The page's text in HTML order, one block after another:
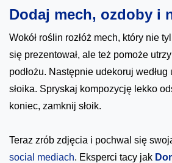
Dodaj mech, ozdoby i
Wokół roślin rozłóż mech, który nie
się prezentował, ale też pomoże
podłożu. Następnie udekoruj
słoika. Spryskaj kompozycję lekko
koniec, zamknij słoik.
Teraz zrób zdjęcia i pochwal się
social mediach. Eksperci tacy jak